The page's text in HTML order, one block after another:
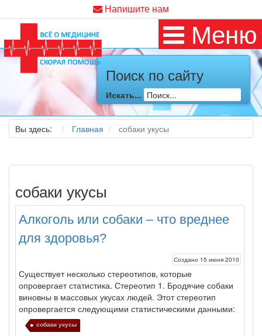
Напишите нам
Меню
Поиск по сайту
Искать...
Вы здесь: Главная собаки укусы
собаки укусы
Алкоголь или собаки – что вреднее
для здоровья?
Создано 15 июня 2010
Существует несколько стереотипов, которые
опровергает статистика. Стереотип 1. Бродячие собаки
виновны в массовых укусах людей. Этот стереотип
опровергается следующими статистическими данными:
собаки укусы